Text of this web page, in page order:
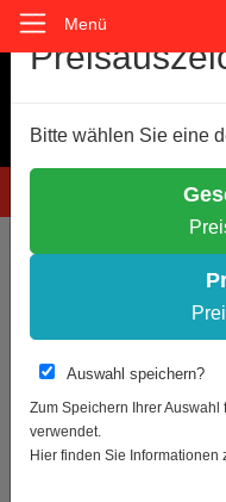
Menü
Sie sind hier:
Taschen-/
"
Cookie-
Wir verwenden Cookies,
Einige Cookies sind
anonymen
Entscheiden Sie bitte
Notwendige
Weitere Infos
Datenschutz Impressum
Bitte wählen Sie eine
Auswahl speichern?
Zum Speichern Ihrer
verwendet.
Hier finden Sie Informationen